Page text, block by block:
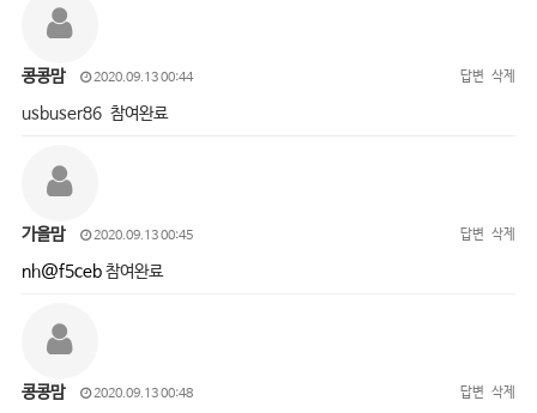
콩콩맘 2020.09.13 00:44 답변 삭제
usbuser86 참여완료
가을맘 2020.09.13 00:45 답변 삭제
nh@f5ceb참여완료
콩콩맘 2020.09.13 00:48 답변 삭제